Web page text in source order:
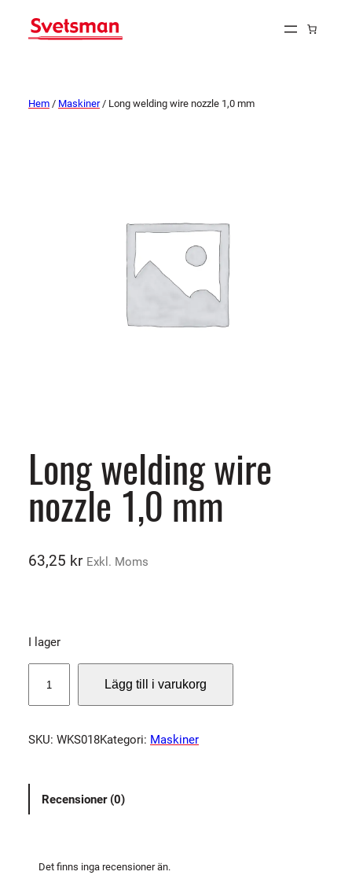
Hem / Maskiner/ Long welding wire nozzle 1,0 mm
Long welding wire
nozzle 1,0 mm
63,25 kr Exkl. Moms
I lager
n
w
l
Lägg till i varukorg
SKU: WKS018Kategori: Maskiner
Recensioner (0)
Det finns inga recensioner än.